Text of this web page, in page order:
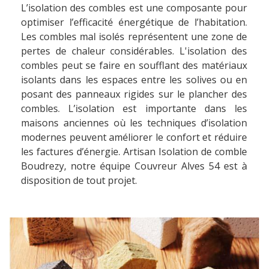
L’isolation des combles est une composante pour
optimiser l’efficacité énergétique de l’habitation.
Les combles mal isolés représentent une zone de
pertes de chaleur considérables. L'isolation des
combles peut se faire en soufflant des matériaux
isolants dans les espaces entre les solives ou en
posant des panneaux rigides sur le plancher des
combles. L’isolation est importante dans les
maisons anciennes où les techniques d’isolation
modernes peuvent améliorer le confort et réduire
les factures d’énergie. Artisan Isolation de comble
Boudrezy, notre équipe Couvreur Alves 54 est à
disposition de tout projet.